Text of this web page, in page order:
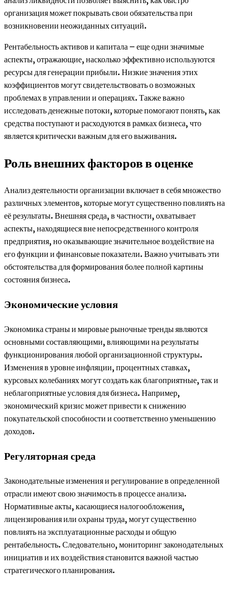
организация может покрывать свои обязательства при
возникновении неожиданных ситуаций.
Рентабельность активов и капитала – еще одни значимые
аспекты, отражающие, насколько эффективно используются
ресурсы для генерации прибыли. Низкие значения этих
коэффициентов могут свидетельствовать о возможных
проблемах в управлении и операциях. Также важно
исследовать денежные потоки, которые помогают понять, как
средства поступают и расходуются в рамках бизнеса, что
является критически важным для его выживания.
Роль внешних факторов в оценке
Анализ деятельности организации включает в себя множество
различных элементов, которые могут существенно повлиять на
её результаты. Внешняя среда, в частности, охватывает
аспекты, находящиеся вне непосредственного контроля
предприятия, но оказывающие значительное воздействие на
его функции и финансовые показатели. Важно учитывать эти
обстоятельства для формирования более полной картины
состояния бизнеса.
Экономические условия
Экономика страны и мировые рыночные тренды являются
основными составляющими, влияющими на результаты
функционирования любой организационной структуры.
Изменения в уровне инфляции, процентных ставках,
курсовых колебаниях могут создать как благоприятные, так и
неблагоприятные условия для бизнеса. Например,
экономический кризис может привести к снижению
покупательской способности и соответственно уменьшению
доходов.
Регуляторная среда
Законодательные изменения и регулирование в определенной
отрасли имеют свою значимость в процессе анализа.
Нормативные акты, касающиеся налогообложения,
лицензирования или охраны труда, могут существенно
повлиять на эксплуатационные расходы и общую
рентабельность. Следовательно, мониторинг законодательных
инициатив и их воздействия становится важной частью
стратегического планирования.